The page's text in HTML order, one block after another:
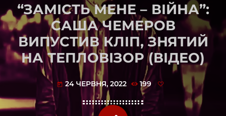
“ЗАМІСТЬ МЕНЕ – ВІЙНА”:
САША ЧЕМЕРОВ
ВИПУСТИВ КЛІП, ЗНЯТИЙ
НА ТЕПЛОВІЗОР (ВІДЕО)
today 24 ЧЕРВНЯ, 2022 199